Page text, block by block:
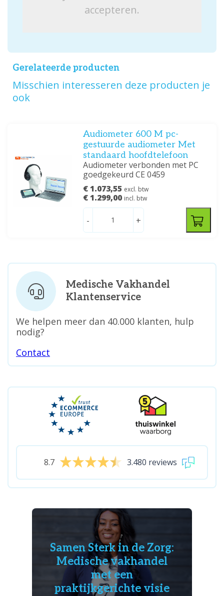
accepteren.
Gerelateerde producten
Misschien interesseren deze producten je
ook
Audiometer 600 M pc-
gestuurde audiometer Met
standaard hoofdtelefoon
Audiometer verbonden met PC
goedgekeurd CE 0459
€ 1.073,55 excl. btw
€ 1.299,00 incl. btw
- +
Medische Vakhandel
Klantenservice
We helpen meer dan 40.000 klanten, hulp
nodig?
Contact
8.7 3.480 reviews
Samen Sterk in de Zorg:
Medische vakhandel
met een
praktijkgerichte visie